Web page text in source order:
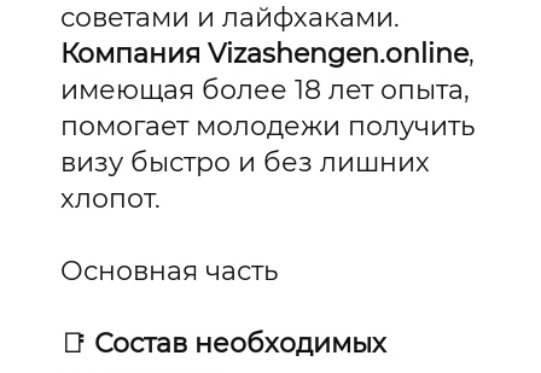
советами и лайфхаками.
Компания Vizashengen.online,
имеющая более 18 лет опыта,
помогает молодежи получить
визу быстро и без лишних
хлопот.
Основная часть
📑 Состав необходимых